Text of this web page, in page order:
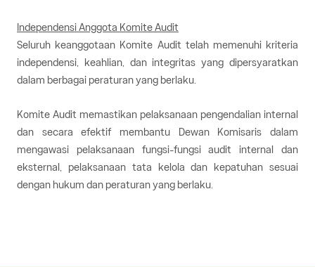
Independensi Anggota Komite Audit
Seluruh keanggotaan Komite Audit telah memenuhi kriteria
independensi, keahlian, dan integritas yang dipersyaratkan
dalam berbagai peraturan yang berlaku.
Komite Audit memastikan pelaksanaan pengendalian internal
dan secara efektif membantu Dewan Komisaris dalam
mengawasi pelaksanaan fungsi-fungsi audit internal dan
eksternal, pelaksanaan tata kelola dan kepatuhan sesuai
dengan hukum dan peraturan yang berlaku.